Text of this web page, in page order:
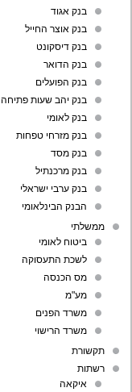
בנק אגוד
בנק אוצר החייל
בנק דיסקונט
בנק הדואר
בנק הפועלים
בנק יהב שעות פתיחה
בנק לאומי
בנק מזרחי טפחות
בנק מסד
בנק מרכנתיל
בנק ערבי ישראלי
הבנק הבינלאומי
ממשלתי
ביטוח לאומי
לשכת התעסוקה
מס הכנסה
מע"מ
משרד הפנים
משרד הרישוי
תקשורת
רשתות
איקאה